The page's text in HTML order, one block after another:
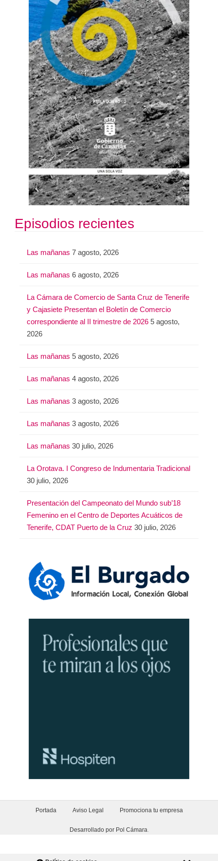
Episodios recientes
Las mañanas 7 agosto, 2026
Las mañanas 6 agosto, 2026
La Cámara de Comercio de Santa Cruz de Tenerife
y Cajasiete Presentan el Boletín de Comercio
correspondiente al II trimestre de 2026 5 agosto,
2026
Las mañanas 5 agosto, 2026
Las mañanas 4 agosto, 2026
Las mañanas 3 agosto, 2026
Las mañanas 3 agosto, 2026
Las mañanas 30 julio, 2026
La Orotava. I Congreso de Indumentaria Tradicional
30 julio, 2026
Presentación del Campeonato del Mundo sub’18
Femenino en el Centro de Deportes Acuáticos de
Tenerife, CDAT Puerto de la Cruz 30 julio, 2026
Portada Aviso Legal Promociona tu empresa
Desarrollado por Pol Cámara.